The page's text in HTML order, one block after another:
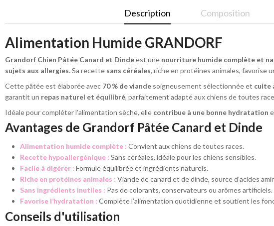
Description Composition
Alimentation Humide GRANDORF
Grandorf Chien Pâtée Canard et Dindeest une nourriture humide complète et
sujets aux allergies. Sa recette sans céréales, riche en protéines animales, favorise
Cette pâtée est élaborée avec 70 % de viande soigneusement sélectionnée et cuite
garantit un repas naturel et équilibré, parfaitement adapté aux chiens de toutes
Idéale pour compléter l’alimentation sèche, elle contribue à une bonne hydratation
Avantages de Grandorf Pâtée Canard et Dinde
Alimentation humide complète : Convient aux chiens de toutes races.
Recette hypoallergénique : Sans céréales, idéale pour les chiens sensibles.
Facile à digérer : Formule équilibrée et ingrédients naturels.
Riche en protéines animales : Viande de canard et de dinde, source d’acides
Sans ingrédients inutiles : Pas de colorants, conservateurs ou arômes artificiels.
Favorise l’hydratation : Complète l’alimentation quotidienne et soutient les
Conseils d'utilisation